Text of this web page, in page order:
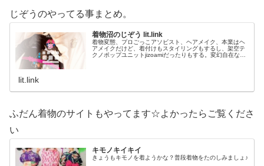
じぞうのやってる事まとめ。
着物沼のじぞう lit.link
着物変態、プロごっこアソビスト、ヘアメイク、本業はヘ
アメイクだけど、着付けもスタイリングもするし、架空テ
クノポップユニットjizoamiだったりもする。変幻自在なた
lit.link
ふだん着物のサイトもやってます☆よかったらご覧くださ
い
キモノキイキイ
きょうもキモノを着ようかな？普段着物をたのしみましょ♪